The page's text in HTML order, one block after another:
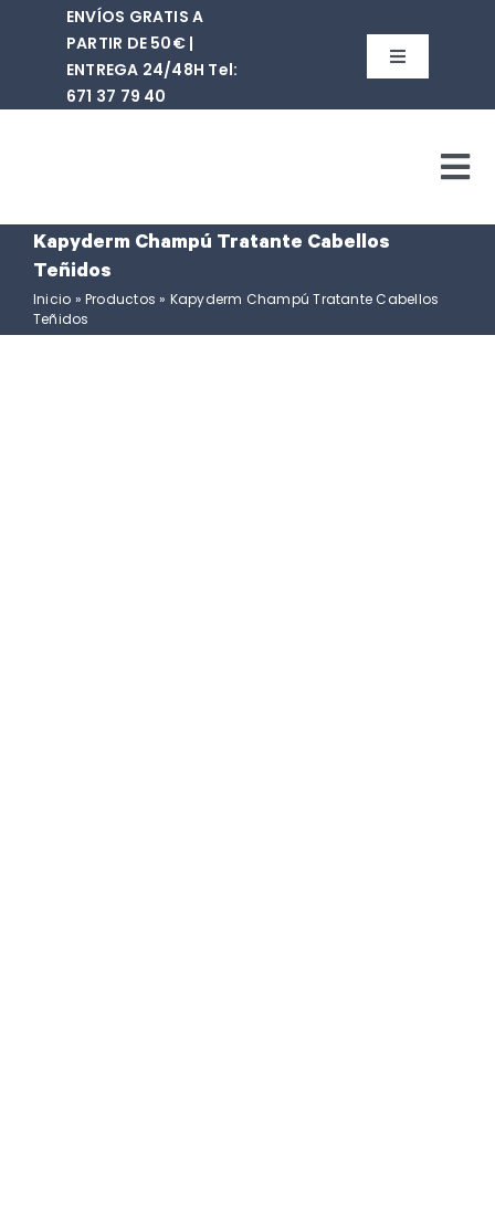
contenido
ENVÍOS GRATIS A
PARTIR DE 50€ |
ENTREGA 24/48H Tel:
671 37 79 40‬
Toggle
Buscar:
Kapyderm Champú Tratante Cabellos
Teñidos
Inicio »Productos » Kapyderm Champú Tratante Cabellos
Teñidos